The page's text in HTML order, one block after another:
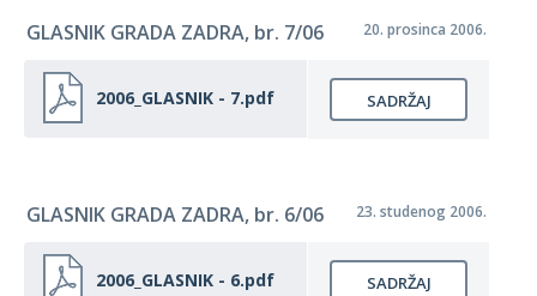
GLASNIK GRADA ZADRA, br. 7/06 20. prosinca 2006.
2006_GLASNIK - 7.pdf SADRŽAJ
GLASNIK GRADA ZADRA, br. 6/06 23. studenog 2006.
2006_GLASNIK - 6.pdf SADRŽAJ